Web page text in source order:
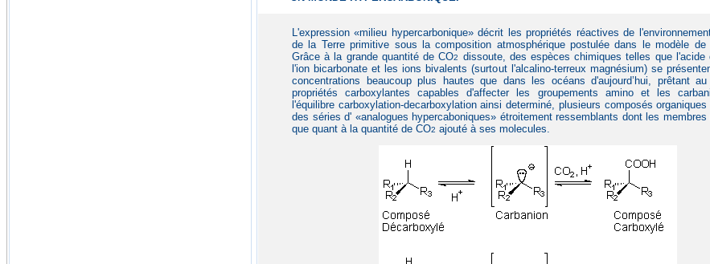
L'expression «milieu hypercarbonique» décrit les propriétés réactives de
de la Terre primitive sous la composition atmosphérique postulée dans le modèle de
Grâce à la grande quantité de CO2
dissoute, des espèces chimiques telles que l'acide
l'ion bicarbonate et les ions bivalents (surtout l'alcalino-terreux magnésium) se
concentrations beaucoup plus hautes que dans les océans d'aujourd’hui, prêtant
propriétés carboxylantes capables d'affecter les groupements amino et les
l'équilibre carboxylation-decarboxylation ainsi determiné, plusieurs composés organiques
des séries d' «analogues hypercaboniques» étroitement ressemblants dont les membres
que quant à la quantité de CO2 ajouté à ses molecules.